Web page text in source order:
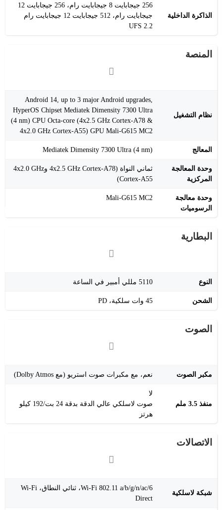
الذاكرة الداخلية
256 جيجابايت 8 جيجابايت رام، 256 جيجابايت 12
جيجابايت رام، 512 جيجابايت 12 جيجابايت رام
UFS 2.2
المنصة
نظام التشغيل
Android 14, up to 3 major Android upgrades,
HyperOS Chipset Mediatek Dimensity 7300 Ultra
(4 nm) CPU Octa-core (4x2.5 GHz Cortex-A78 &
4x2.0 GHz Cortex-A55) GPU Mali-G615 MC2
المعالج Mediatek Dimensity 7300 Ultra (4 nm)
وحدة المعالجة
المركزية
ثماني النواة (4x2.5 GHz Cortex-A78 و4x2.0 GHz
Cortex-A55)
وحدة معالجة
الرسوميات
Mali-G615 MC2
البطارية
النوع 5110 مللي أمبير في الساعة
الشحن 45 وات سلكية، PD
الصوت
مكبر الصوت نعم، مع مكبرات صوت استريو (مع Dolby Atmos)
منفذ 3.5 ملم
لا
صوت لاسلكي عالي الدقة بدقة 24 بت/192 كيلو
هرتز
الاتصالات
شبكة لاسلكية
Wi-Fi 802.11 a/b/g/n/ac/6، ثنائي النطاق، Wi-Fi
Direct